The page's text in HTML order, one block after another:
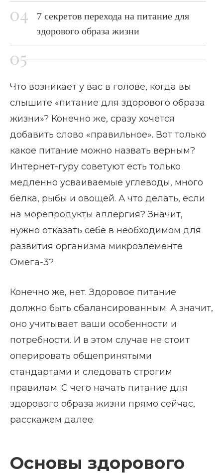
Главная страница
Блог
Питание для здорового образа жизни
7 секретов перехода на питание для
здорового образа жизни
Что возникает у вас в голове, когда вы
слышите «питание для здорового образа
жизни»? Конечно же, сразу хочется
добавить слово «правильное». Вот только
какое питание можно назвать верным?
Интернет-гуру советуют есть только
медленно усваиваемые углеводы, много
белка, рыбы и овощей. А что делать, если
на морепродукты аллергия? Значит,
нужно отказать себе в необходимом для
развития организма микроэлементе
Омега-3?
Конечно же, нет. Здоровое питание
должно быть сбалансированным. А значит,
оно учитывает ваши особенности и
потребности. И в этом случае не стоит
оперировать общепринятыми
стандартами и следовать строгим
правилам. С чего начать питание для
здорового образа жизни прямо сейчас,
расскажем далее.
Основы здорового